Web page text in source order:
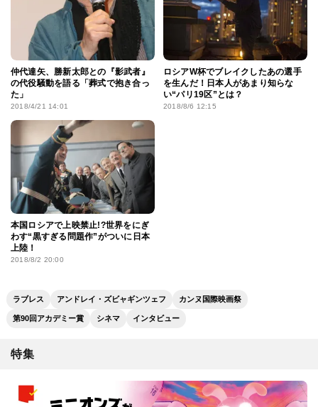
仲代達矢、勝新太郎との『影武者』
の代役騒動を語る「葬式で抱き合っ
た」
2018/4/21 14:01
ロシアW杯でブレイクしたあの選手
を生んだ！日本人があまり知らな
い“パリ19区”とは？
2018/8/6 12:15
本国ロシアで上映禁止!?世界をにぎ
わす“黒すぎる問題作”がついに日本
上陸！
2018/8/2 20:00
ラブレス アンドレイ・ズビャギンツェフ カンヌ国際映画祭
第90回アカデミー賞 シネマ インタビュー
特集